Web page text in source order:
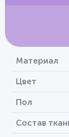
Материал
Цвет
Пол
Состав